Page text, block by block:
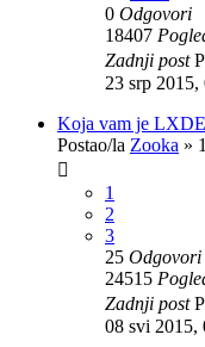
0 Odgovori
18407
Zadnji post
23 srp 2015,
Koja vam je
Postao/la Zooka »
1
2
3
25 Odgovori
24515
Zadnji post
08 svi 2015,